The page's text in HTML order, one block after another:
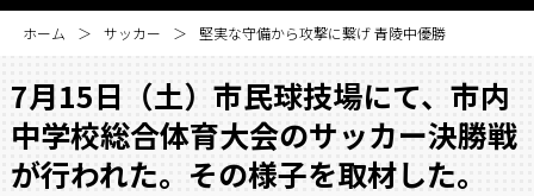
ホーム サッカー 堅実な守備から攻撃に繋げ 青陵中優勝
7月15日（土）市民球技場にて、市内
中学校総合体育大会のサッカー決勝戦
が行われた。その様子を取材した。